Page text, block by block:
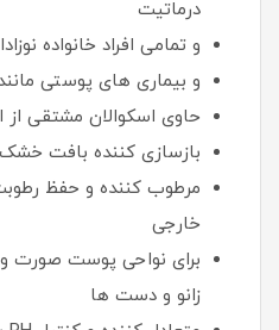
درماتیت
و تمامی افراد خانواده
و بیماری های پوستی
حاوی اسکوالان مشتقی
بازسازی کننده بافت
مرطوب کننده و حفظ
خارجی
برای نواحی پوست صورت و
زانو و دست ها